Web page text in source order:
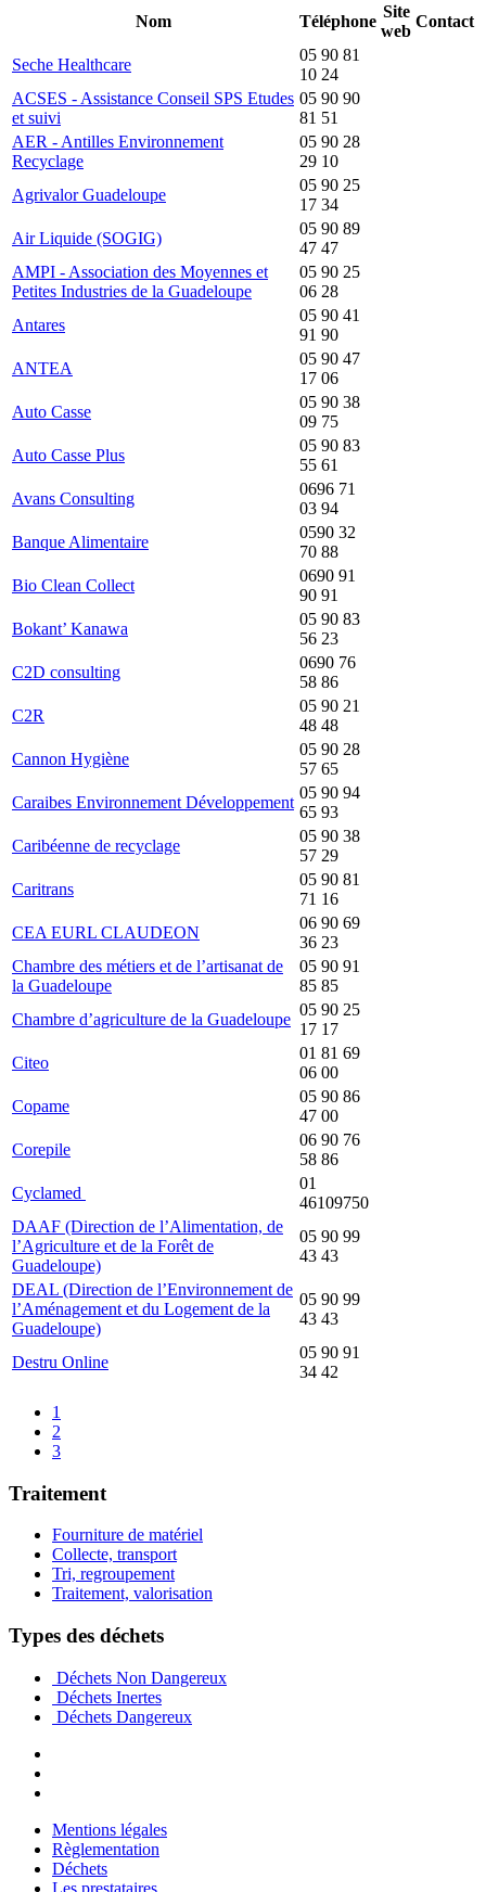
Nom Téléphone
Site
web
Contact
Seche Healthcare
05 90 81
10 24
ACSES - Assistance Conseil SPS Etudes
et suivi
05 90 90
81 51
AER - Antilles Environnement
Recyclage
05 90 28
29 10
Agrivalor Guadeloupe
05 90 25
17 34
Air Liquide (SOGIG)
05 90 89
47 47
AMPI - Association des Moyennes et
Petites Industries de la Guadeloupe
05 90 25
06 28
Antares
05 90 41
91 90
ANTEA
05 90 47
17 06
Auto Casse
05 90 38
09 75
Auto Casse Plus
05 90 83
55 61
Avans Consulting
0696 71
03 94
Banque Alimentaire
0590 32
70 88
Bio Clean Collect
0690 91
90 91
Bokant’ Kanawa
05 90 83
56 23
C2D consulting
0690 76
58 86
C2R
05 90 21
48 48
Cannon Hygiène
05 90 28
57 65
Caraibes Environnement Développement
05 90 94
65 93
Caribéenne de recyclage
05 90 38
57 29
Caritrans
05 90 81
71 16
CEA EURL CLAUDEON
06 90 69
36 23
Chambre des métiers et de l’artisanat de
la Guadeloupe
05 90 91
85 85
Chambre d’agriculture de la Guadeloupe
05 90 25
17 17
Citeo
01 81 69
06 00
Copame
05 90 86
47 00
Corepile
06 90 76
58 86
Cyclamed
01
46109750
DAAF (Direction de l’Alimentation, de
l’Agriculture et de la Forêt de
Guadeloupe)
05 90 99
43 43
DEAL (Direction de l’Environnement de
l’Aménagement et du Logement de la
Guadeloupe)
05 90 99
43 43
Destru Online
05 90 91
34 42
1
2
3
Traitement
Fourniture de matériel
Collecte, transport
Tri, regroupement
Traitement, valorisation
Types des déchets
Déchets Non Dangereux
Déchets Inertes
Déchets Dangereux
Mentions légales
Règlementation
Déchets
Les prestataires